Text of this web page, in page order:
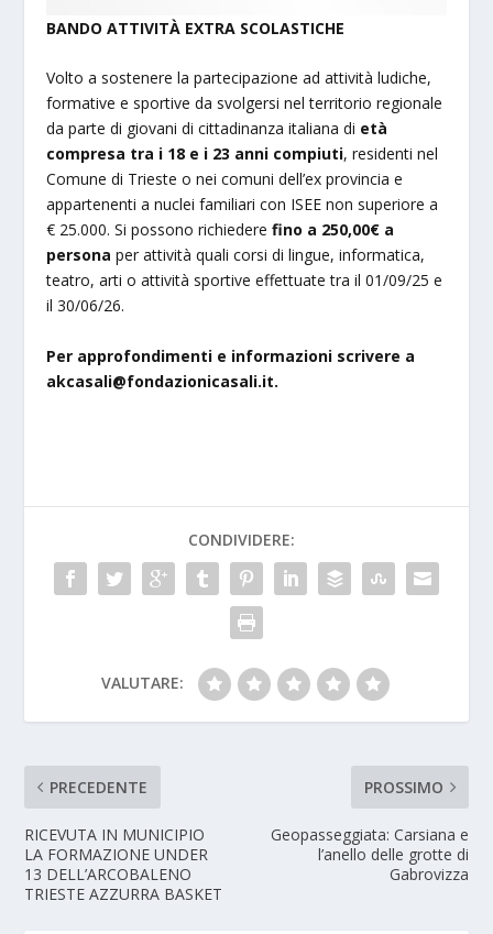
BANDO ATTIVITÀ EXTRA SCOLASTICHE
Volto a sostenere la partecipazione ad attività ludiche,
formative e sportive da svolgersi nel territorio regionale
da parte di giovani di cittadinanza italiana di età
compresa tra i 18 e i 23 anni compiuti, residenti nel
Comune di Trieste o nei comuni dell’ex provincia e
appartenenti a nuclei familiari con ISEE non superiore a
€ 25.000. Si possono richiedere fino a 250,00€ a
persona per attività quali corsi di lingue, informatica,
teatro, arti o attività sportive effettuate tra il 01/09/25 e
il 30/06/26.
Per approfondimenti e informazioni scrivere a
akcasali@fondazionicasali.it.
CONDIVIDERE:
VALUTARE:
PRECEDENTE
RICEVUTA IN MUNICIPIO
LA FORMAZIONE UNDER
13 DELL’ARCOBALENO
TRIESTE AZZURRA BASKET
PROSSIMO
Geopasseggiata: Carsiana e
l’anello delle grotte di
Gabrovizza